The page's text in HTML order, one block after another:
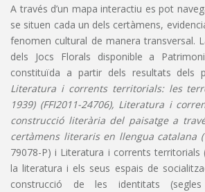
A través d’un mapa interactiu es pot
se situen cada un dels certàmens,
fenomen cultural de manera transversal.
dels Jocs Florals disponible a
constituïda a partir dels resultats dels
Literatura i corrents territorials: les
1939) (FFI2011-24706), Literatura i
construcció literària del paisatge a
certàmens literaris en llengua catalana
79078-P) i Literatura i corrents territorials
la literatura i els seus espais de
construcció de les identitats (segles